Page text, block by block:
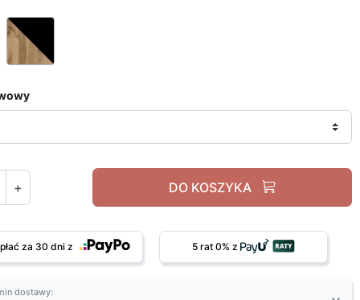
wotan / biały
+ DO KOSZYKA
za 30 dni z 5 rat 0% z
dostawy: